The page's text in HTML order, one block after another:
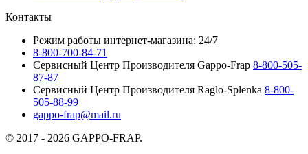
Контакты
Режим работы интернет-магазина: 24/7
8-800-700-84-71
Сервисный Центр Производителя Gappo-Frap 8-800-505-
87-87
Сервисный Центр Производителя Raglo-Splenka 8-800-
505-88-99
gappo-frap@mail.ru
© 2017 - 2026 GAPPO-FRAP.